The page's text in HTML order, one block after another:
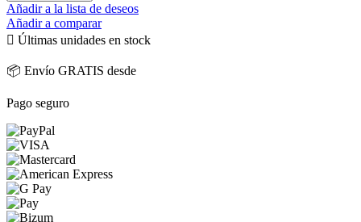
Añadir a la lista de deseos
Añadir a comparar
 Últimas unidades en stock
📦 Envío GRATIS desde
Pago seguro